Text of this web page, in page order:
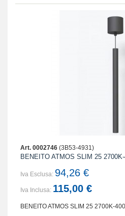
Art. 0002746 (3B53-4931)
BENEITO ATMOS SLIM 25
Iva Esclusa: 94,26 €
Iva Inclusa: 115,00 €
BENEITO ATMOS SLIM 25 2700K-